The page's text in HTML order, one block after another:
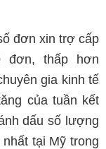
đơn xin trợ cấp
đơn, thấp hơn
gia kinh tế
của tuần kết
dấu số lượng
tại Mỹ trong